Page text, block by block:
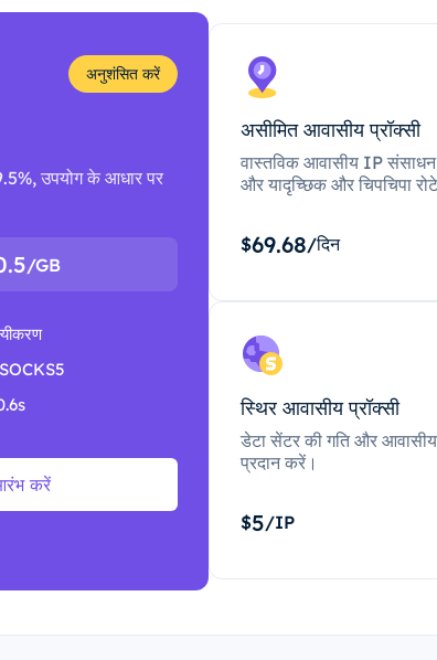
अनुशंसित करें
उपयोग के आधार पर
/GB
करें
असीमित आवासीय प्रॉक्सी
वास्तविक आवासीय IP
और यादृच्छिक और चिपचिपा
$69.68/दिन
स्थिर आवासीय प्रॉक्सी
डेटा सेंटर की गति और
प्रदान करें।
$5/IP